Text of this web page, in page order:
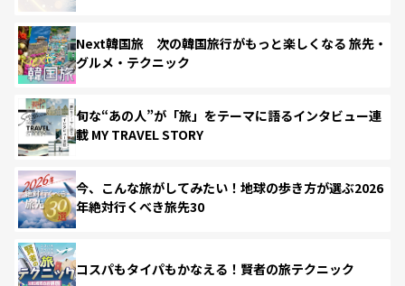
Next韓国旅 次の韓国旅行がもっと楽しくなる 旅先・
グルメ・テクニック
旬な“あの人”が「旅」をテーマに語るインタビュー連
載 MY TRAVEL STORY
今、こんな旅がしてみたい！地球の歩き方が選ぶ2026
年絶対行くべき旅先30
コスパもタイパもかなえる！賢者の旅テクニック